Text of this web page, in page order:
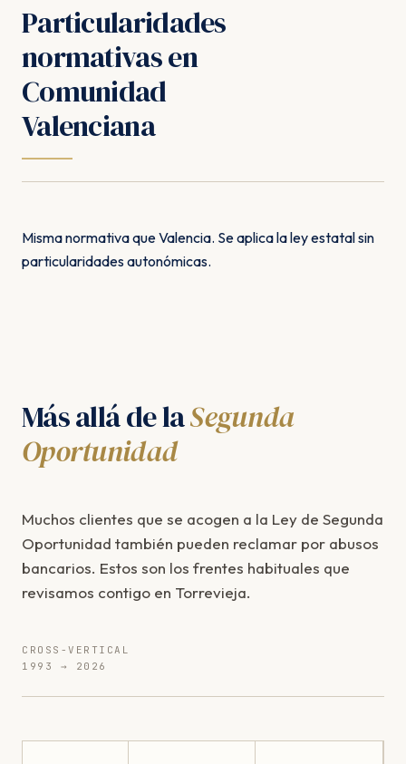
Particularidades
normativas en
Comunidad
Valenciana
Misma normativa que Valencia. Se aplica la ley estatal sin
particularidades autonómicas.
Más allá de laSegunda
Oportunidad
Muchos clientes que se acogen a la Ley de Segunda
Oportunidad también pueden reclamar por abusos
bancarios. Estos son los frentes habituales que
revisamos contigo en Torrevieja.
CROSS-VERTICAL
1993 → 2026